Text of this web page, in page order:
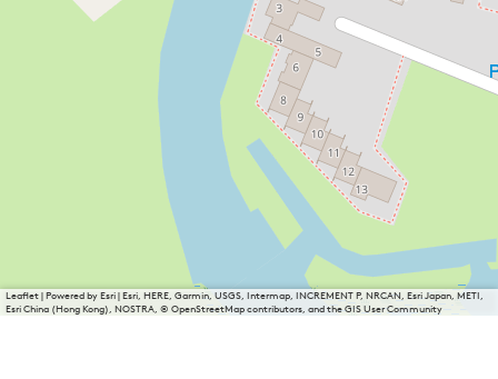
Leaflet|Powered by Esri | Esri, HERE, Garmin, USGS, Intermap, INCREMENT P, NRCAN, Esri Japan, METI,
Esri China (Hong Kong), NOSTRA, © OpenStreetMap contributors, and the GIS User Community